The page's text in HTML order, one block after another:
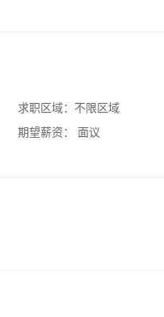
求职区域： 不限区域
期望薪资：
面议